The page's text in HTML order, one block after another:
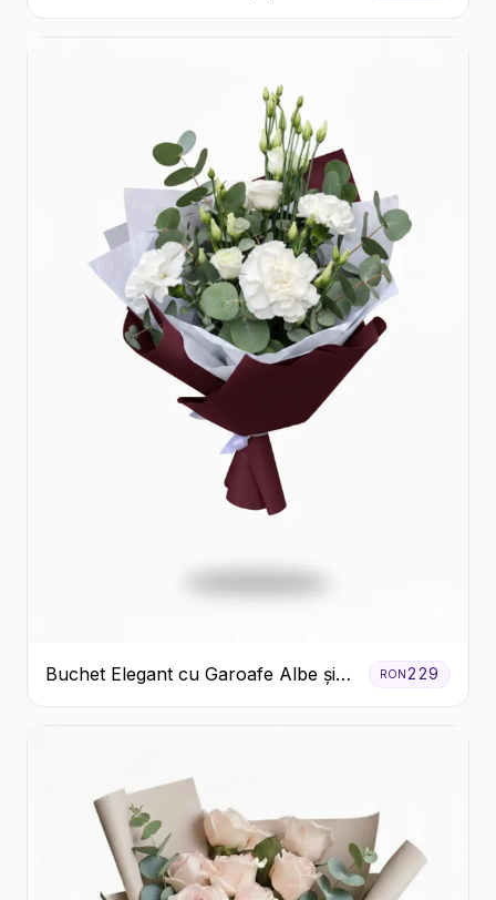
Roz Pal
Buchet Elegant cu Garoafe Albe și
Eucalipt
RON229